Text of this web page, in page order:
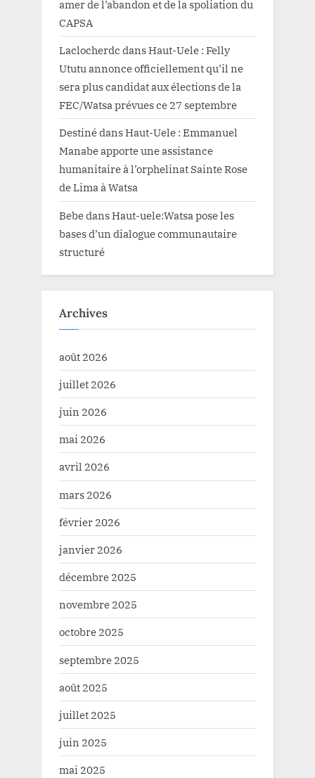
amer de l’abandon et de la spoliation du
CAPSA
Laclocherdc dansHaut-Uele : Felly
Ututu annonce officiellement qu’il ne
sera plus candidat aux élections de la
FEC/Watsa prévues ce 27 septembre
DestinédansHaut-Uele : Emmanuel
Manabe apporte une assistance
humanitaire à l’orphelinat Sainte Rose
de Lima à Watsa
BebedansHaut-uele:Watsa pose les
bases d’un dialogue communautaire
structuré
Archives
août 2026
juillet 2026
juin 2026
mai 2026
avril 2026
mars 2026
février 2026
janvier 2026
décembre 2025
novembre 2025
octobre 2025
septembre 2025
août 2025
juillet 2025
juin 2025
mai 2025